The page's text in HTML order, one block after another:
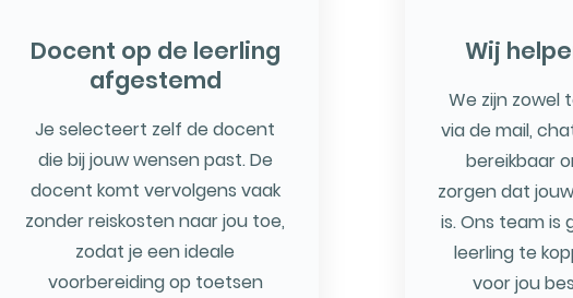
Docent op de leerling
afgestemd
Je selecteert zelf de docent
die bij jouw wensen past. De
docent komt vervolgens vaak
zonder reiskosten naar jou toe,
zodat je een ideale
voorbereiding op toetsen
Wij
We zijn zowel
via de mail,
bereikbaar
zorgen dat
is. Ons team is
leerling te
voor jou